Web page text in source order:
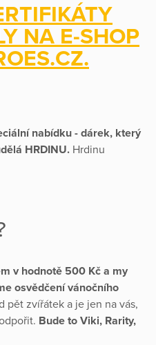
NA E-SHOP
nabídku - dárek, který
HRDINU. Hrdinu
v hodnotě 500 Kč a my
osvědčení vánočního
pět zvířátek a je jen na vás,
Bude to Viki, Rarity,